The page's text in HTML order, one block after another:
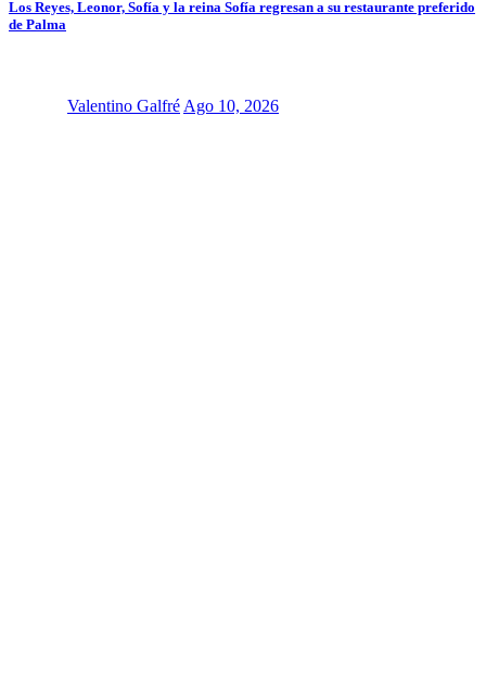
Los Reyes, Leonor, Sofía y la reina Sofía regresan a su restaurante preferido
de Palma
Valentino Galfré Ago 10, 2026